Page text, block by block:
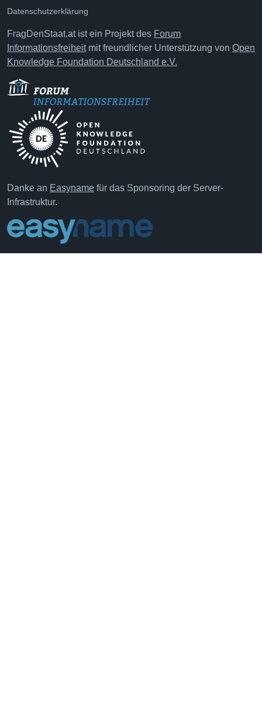
Datenschutzerklärung
FragDenStaat.at ist ein Projekt des Forum
Informationsfreiheitmit freundlicher Unterstützung von Open
Knowledge Foundation Deutschland e.V.
Danke an Easyname für das Sponsoring der Server-
Infrastruktur.